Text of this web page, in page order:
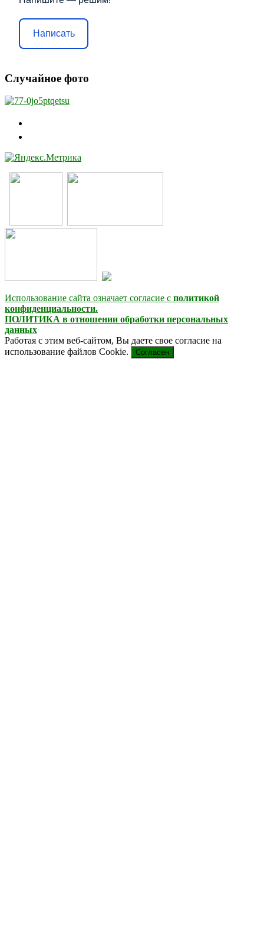
Написать
Случайное фото
Использование сайта означает согласие с политикой
конфиденциальности.
ПОЛИТИКА в отношении обработки персональных
данных
Работая с этим веб-сайтом, Вы даете свое согласие на
использование файлов Cookie.
Согласен